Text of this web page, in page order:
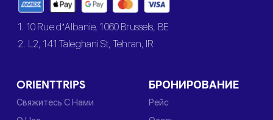
1. 10 Rue d’Albanie, 1060 Brussels, BE
2. L2, 141 Taleghani St, Tehran, IR
ORIENTTRIPS
Свяжитесь С Нами
БРОНИРОВАНИЕ
Рейс